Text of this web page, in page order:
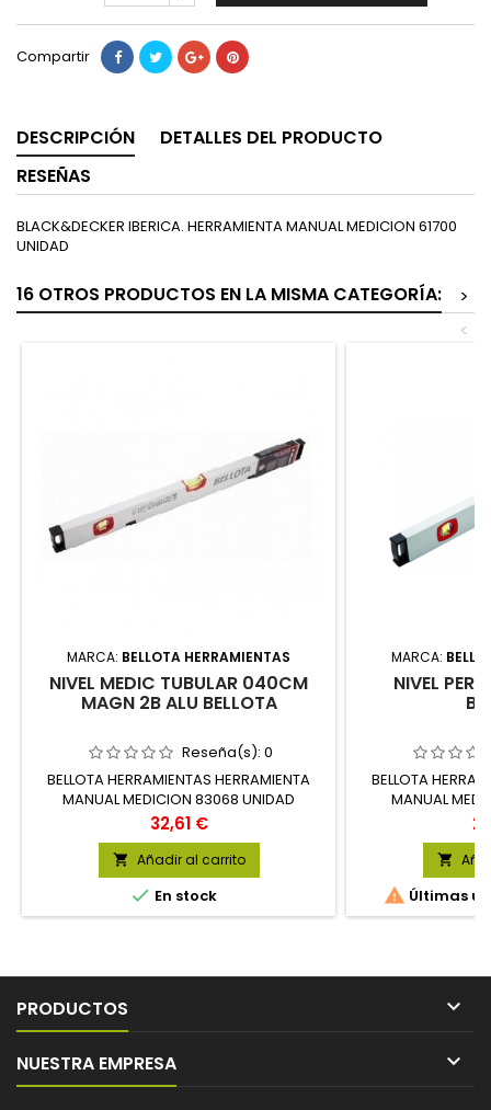
Compartir
DESCRIPCIÓN
DETALLES DEL PRODUCTO
RESEÑAS
BLACK&DECKER IBERICA. HERRAMIENTA MANUAL MEDICION 61700
UNIDAD
16 OTROS PRODUCTOS EN LA MISMA CATEGORÍA:
>
<
MARCA: BELLOTA HERRAMIENTAS
NIVEL MEDIC TUBULAR 040CM
MAGN 2B ALU BELLOTA
Reseña(s): 0
BELLOTA HERRAMIENTAS HERRAMIENTA
MANUAL MEDICION 83068 UNIDAD
Precio
32,61 €
 Añadir al carrito
 En stock
MARCA:
NIVEL
BELLOTA
MANUAL

 Últimas
PRODUCTOS 
NUESTRA EMPRESA 